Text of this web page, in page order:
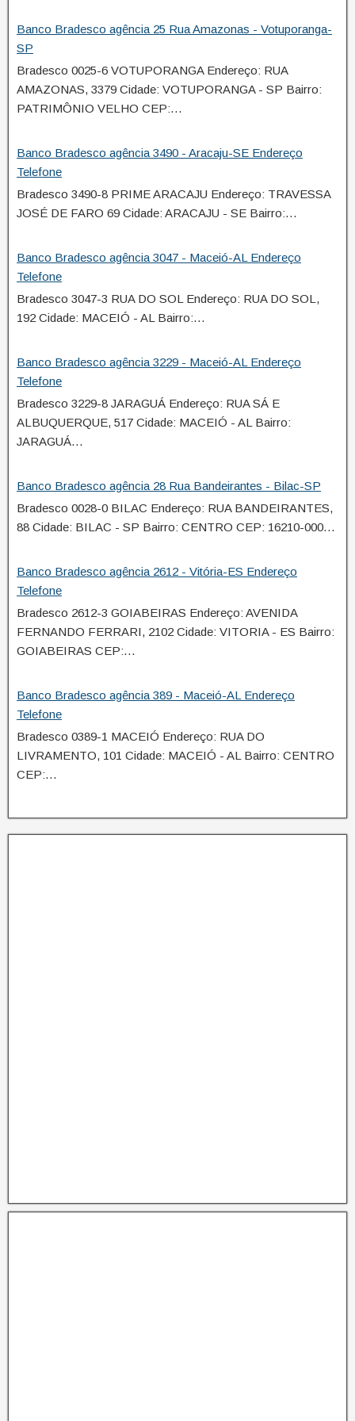
Banco Bradesco agência 25 Rua Amazonas - Votuporanga-
SP
Bradesco 0025-6 VOTUPORANGA Endereço: RUA
AMAZONAS, 3379 Cidade: VOTUPORANGA - SP Bairro:
PATRIMÔNIO VELHO CEP:…
Banco Bradesco agência 3490 - Aracaju-SE Endereço
Telefone
Bradesco 3490-8 PRIME ARACAJU Endereço: TRAVESSA
JOSÉ DE FARO 69 Cidade: ARACAJU - SE Bairro:…
Banco Bradesco agência 3047 - Maceió-AL Endereço
Telefone
Bradesco 3047-3 RUA DO SOL Endereço: RUA DO SOL,
192 Cidade: MACEIÓ - AL Bairro:…
Banco Bradesco agência 3229 - Maceió-AL Endereço
Telefone
Bradesco 3229-8 JARAGUÁ Endereço: RUA SÁ E
ALBUQUERQUE, 517 Cidade: MACEIÓ - AL Bairro:
JARAGUÁ…
Banco Bradesco agência 28 Rua Bandeirantes - Bilac-SP
Bradesco 0028-0 BILAC Endereço: RUA BANDEIRANTES,
88 Cidade: BILAC - SP Bairro: CENTRO CEP: 16210-000…
Banco Bradesco agência 2612 - Vitória-ES Endereço
Telefone
Bradesco 2612-3 GOIABEIRAS Endereço: AVENIDA
FERNANDO FERRARI, 2102 Cidade: VITORIA - ES Bairro:
GOIABEIRAS CEP:…
Banco Bradesco agência 389 - Maceió-AL Endereço
Telefone
Bradesco 0389-1 MACEIÓ Endereço: RUA DO
LIVRAMENTO, 101 Cidade: MACEIÓ - AL Bairro: CENTRO
CEP:…